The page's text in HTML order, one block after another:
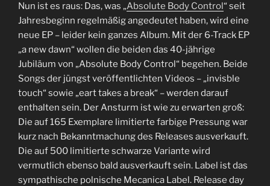
Nun ist es raus: Das, was „Absolute Body Control“ seit
Jahresbeginn regelmäßig angedeutet haben, wird eine
neue EP – leider kein ganzes Album. Mit der 6-Track EP
„a new dawn“ wollen die beiden das 40-jährige
Jubiläum von „Absolute Body Control“ begehen. Beide
Songs der jüngst veröffentlichten Videos – „invisble
touch“ sowie „eart takes a break“ – werden darauf
enthalten sein. Der Ansturm ist wie zu erwarten groß:
Die auf 165 Exemplare limitierte farbige Pressung war
kurz nach Bekanntmachung des Releases ausverkauft.
Die auf 500 limitierte schwarze Variante wird
vermutlich ebenso bald ausverkauft sein. Label ist das
sympathische polnische Mecanica Label. Release day